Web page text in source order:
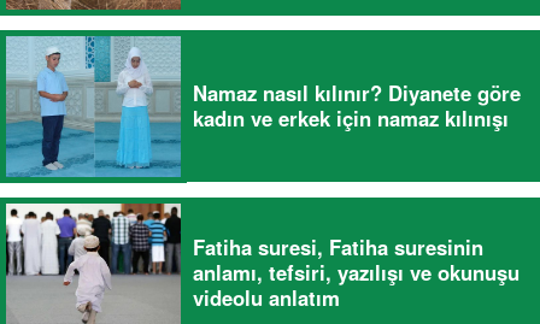
Namaz nasıl kılınır? Diyanete göre
kadın ve erkek için namaz kılınışı
Fatiha suresi, Fatiha suresinin
anlamı, tefsiri, yazılışı ve okunuşu
videolu anlatım